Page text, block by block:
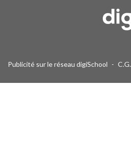
Publicité sur le réseau digiSchool -